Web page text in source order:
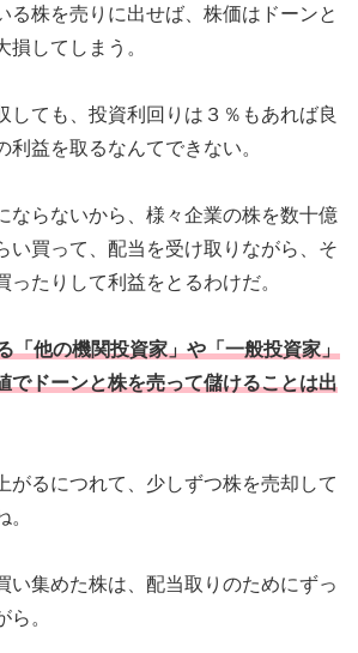
る株を売りに出せば、株価はドーンと
損してしまう。
しても、投資利回りは３％もあれば良
利益を取るなんてできない。
ならないから、様々企業の株を数十億
い買って、配当を受け取りながら、そ
ったりして利益をとるわけだ。
「他の機関投資家」や「一般投資家」
でドーンと株を売って儲けることは出
がるにつれて、少しずつ株を売却して
い集めた株は、配当取りのためにずっ
ら。